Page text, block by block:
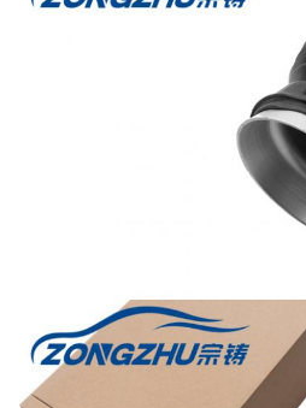
RKB500082 - 공기 스프링은 자동차명으
RNB000740 - 공기 스프링은 자동차명으
RNB501580 - 공기 스프링은 자동차명
RKB101460 - 공기 스프링은 자동차명
REB101740 - 공기 스프링은 자동차명
4F0616001J - 공기 스프링은 아우디 A6으
4Z7616051B - 공기 스프링은 아우디 A6